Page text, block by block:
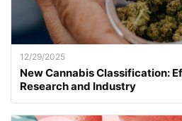
12/29/2025
New Cannabis Classification:
Research and Industry